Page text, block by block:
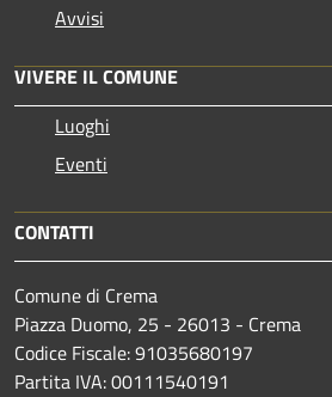
Avvisi
VIVERE IL COMUNE
Luoghi
Eventi
CONTATTI
Comune di Crema
Piazza Duomo, 25 - 26013 - Crema
Codice Fiscale: 91035680197
Partita IVA: 00111540191